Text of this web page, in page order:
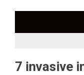
7 invasive